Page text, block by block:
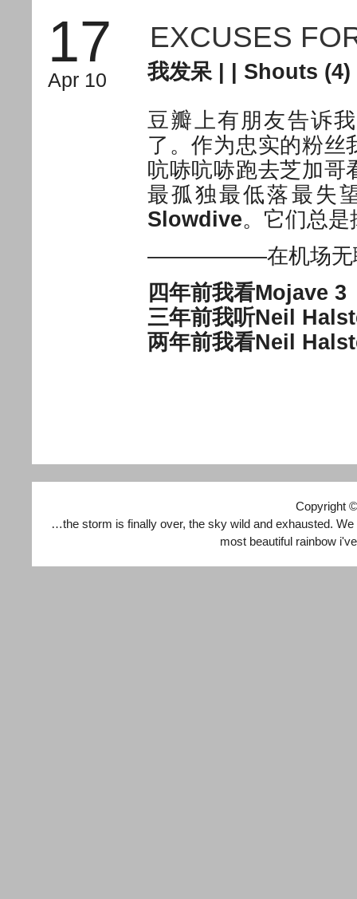
17
Apr 10
EXCUSES
我发呆| | Shouts (4)
豆瓣上有朋友告诉我
了。作为忠实的粉丝
吭哧吭哧跑去芝加哥
最孤独最低落最失
Slowdive。它们总是
—————–在机场无
四年前我看Mojave 3
三年前我听Neil
两年前我看Neil
Copyright
…the storm is finally over, the sky wild and exhausted.
most beautiful rainbow